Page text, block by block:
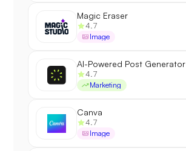
Magic Eraser
4.7
Image
AI-Powered Post Generator
4.7
Marketing
Canva
4.7
Image